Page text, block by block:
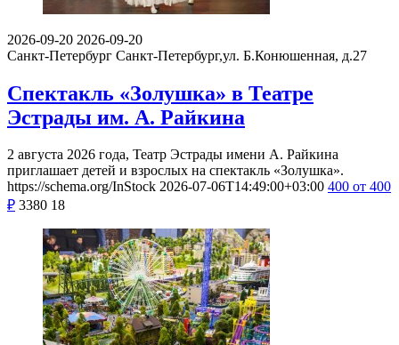
2026-09-20 2026-09-20
Санкт-Петербург Санкт-Петербург,ул. Б.Конюшенная, д.27
Спектакль «Золушка» в Театре
Эстрады им. А. Райкина
2 августа 2026 года, Театр Эстрады имени А. Райкина
приглашает детей и взрослых на спектакль «Золушка».
https://schema.org/InStock 2026-07-06T14:49:00+03:00 400 от 400
₽ 3380 18